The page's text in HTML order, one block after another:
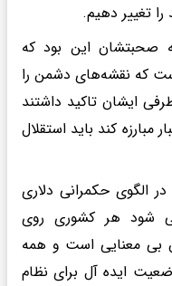
تغییر دهیم.
صحبتشان این بود که
که نقشه‌های دشمن را
ایشان تاکید داشتند
مبارزه کند باید استقلال
الگوی حکمرانی دلاری
می شود هر کشوری روی
بی معنایی است و همه
ایده آل برای نظام